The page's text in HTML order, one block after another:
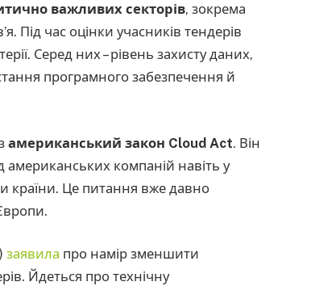
важливих секторів, зокрема
Під час оцінки учасників тендерів
Серед них – рівень захисту даних,
програмного забезпечення й
американський закон Cloud Act. Він
компаній навіть у
країни. Це питання вже давно
заявила про намір зменшити
Йдеться про технічну